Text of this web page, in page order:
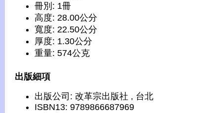
冊別: 1冊
高度: 28.00公分
寬度: 22.50公分
厚度: 1.30公分
重量: 574公克
出版細項
出版公司: 改革宗出版社 , 台北
ISBN13: 9789866687969